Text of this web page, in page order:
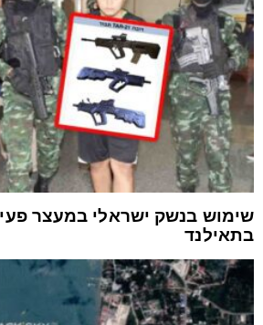
שימוש בנשק ישראלי במעצר
בתאילנד